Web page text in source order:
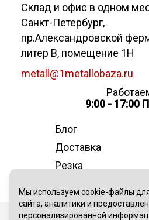
Склад и офис в одном
Санкт-Петербург,
пр.Александровской
литер В, помещение 1Н
metall@1metallobaza.ru
9:00 - 17:00
Блог
Доставка
Резка
Мы используем cookie-файлы
сайта, аналитики и
персонализированной